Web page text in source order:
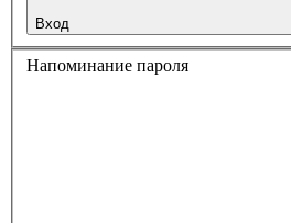
Вход
Напоминание пароля